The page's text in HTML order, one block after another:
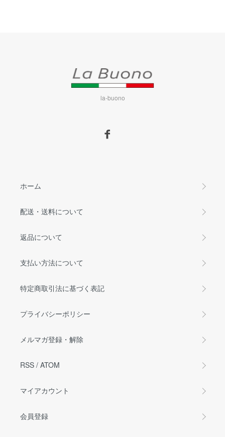
la-buono
ホーム
配送・送料について
返品について
支払い方法について
特定商取引法に基づく表記
プライバシーポリシー
メルマガ登録・解除
RSS / ATOM
マイアカウント
会員登録